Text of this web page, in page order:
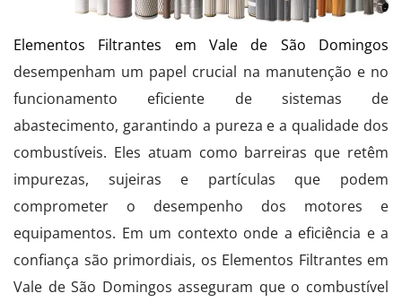
Elementos Filtrantes em Vale de São Domingos
desempenham um papel crucial na manutenção e no
funcionamento eficiente de sistemas de
abastecimento, garantindo a pureza e a qualidade dos
combustíveis. Eles atuam como barreiras que retêm
impurezas, sujeiras e partículas que podem
comprometer o desempenho dos motores e
equipamentos. Em um contexto onde a eficiência e a
confiança são primordiais, os Elementos Filtrantes em
Vale de São Domingos asseguram que o combustível